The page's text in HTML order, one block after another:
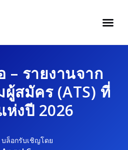
– รายงานจาก
สมัคร (ATS) ที่
งปี 2026
บล็อกรับเชิญโดย